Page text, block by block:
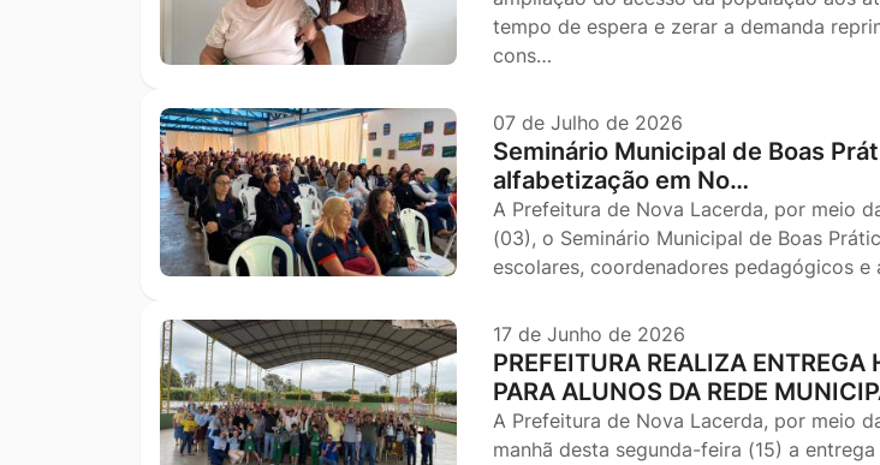
tempo de espera e zerar a demanda
cons…
07 de Julho de 2026
Seminário Municipal de Boas
alfabetização em No…
A Prefeitura de Nova Lacerda, por meio
(03), o Seminário Municipal de Boas
escolares, coordenadores pedagógicos
17 de Junho de 2026
PREFEITURA REALIZA
PARA ALUNOS DA REDE
A Prefeitura de Nova Lacerda, por meio
manhã desta segunda-feira (15) a